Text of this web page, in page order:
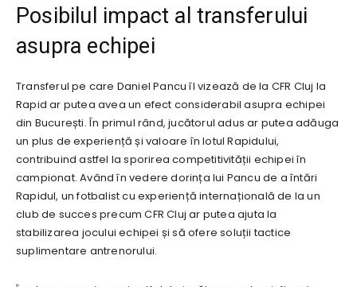
Posibilul impact al transferului
asupra echipei
Transferul pe care Daniel Pancu îl vizează de la CFR Cluj la
Rapid ar putea avea un efect considerabil asupra echipei
din București. În primul rând, jucătorul adus ar putea adăuga
un plus de experiență și valoare în lotul Rapidului,
contribuind astfel la sporirea competitivității echipei în
campionat. Având în vedere dorința lui Pancu de a întări
Rapidul, un fotbalist cu experiență internațională de la un
club de succes precum CFR Cluj ar putea ajuta la
stabilizarea jocului echipei și să ofere soluții tactice
suplimentare antrenorului.